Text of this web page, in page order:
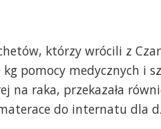
którzy wrócili z
kg pomocy medycznych i
na raka, przekazała
do internatu dla